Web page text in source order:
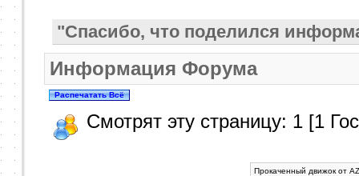
"Спасибо, что поделился
Информация Форума
Смотрят эту страницу: 1 [1
Прокаченный движок от